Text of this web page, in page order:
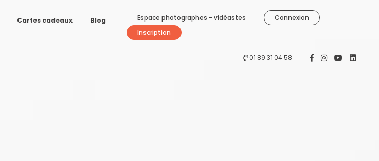
Cartes cadeaux
Blog
Espace photographes - vidéastes
Connexion
Inscription
01 89 31 04 58